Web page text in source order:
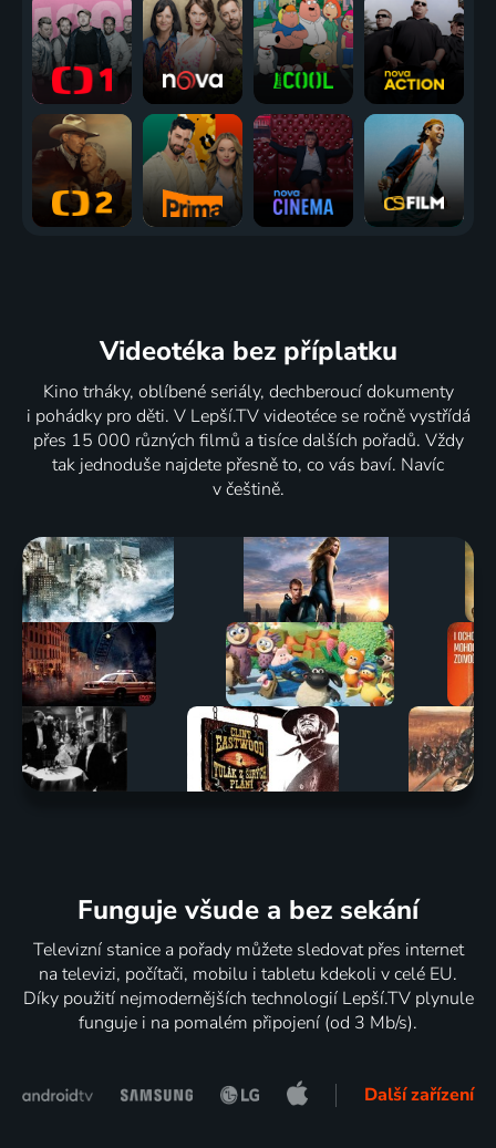
Videotéka bez příplatku
Kino trháky, oblíbené seriály, dechberoucí dokumenty
i pohádky pro děti. V Lepší.TV videotéce se ročně vystřídá
přes 15 000 různých filmů a tisíce dalších pořadů. Vždy
tak jednoduše najdete přesně to, co vás baví. Navíc
v češtině.
Funguje všude a bez sekání
Televizní stanice a pořady můžete sledovat přes internet
na televizi, počítači, mobilu i tabletu kdekoli v celé EU.
Díky použití nejmodernějších technologií Lepší.TV plynule
funguje i na pomalém připojení (od 3 Mb/s).
Další zařízení